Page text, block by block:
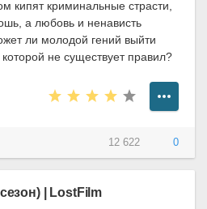
кипят криминальные страсти,
а любовь и ненависть
ли молодой гений выйти
не существует правил?
12 622 0
| LostFilm